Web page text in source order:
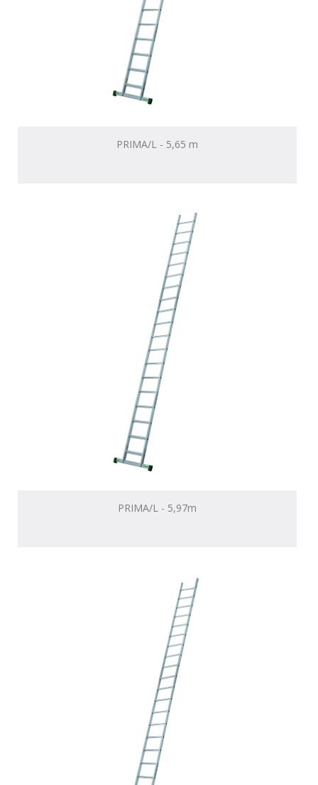
PRIMA/L - 5,65 m
PRIMA/L - 5,97m